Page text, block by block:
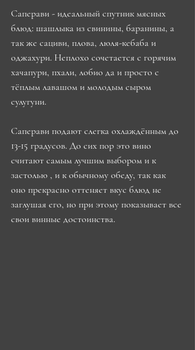
Саперави - идеальный спутник мясных
блюд: шашлыка из свинины, баранины, а
так же сациви, плова, люля-кебаба и
оджахури. Неплохо сочетается с горячим
хачапури, пхали, лобио да и просто с
тёплым лавашом и молодым сыром
сулугуни.
Саперави подают слегка охлаждённым до
13-15 градусов. До сих пор это вино
считают самым лучшим выбором и к
застолью , и к обычному обеду, так как
оно прекрасно оттеняет вкус блюд не
заглушая его, но при этому показывает все
свои винные достоинства.